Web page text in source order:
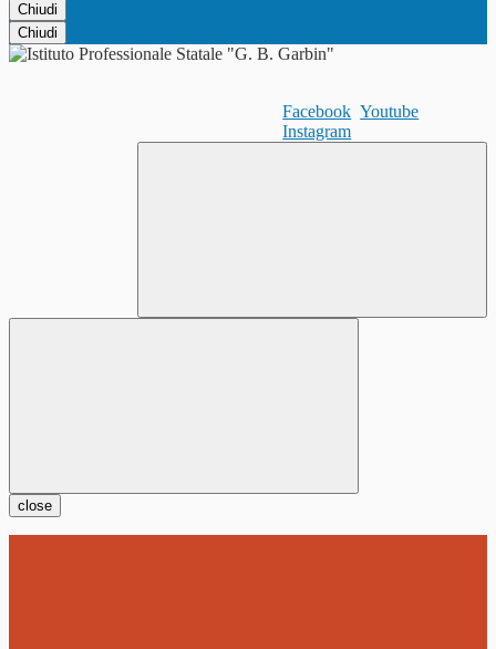
Chiudi
Chiudi
Facebook Youtube
Instagram
close